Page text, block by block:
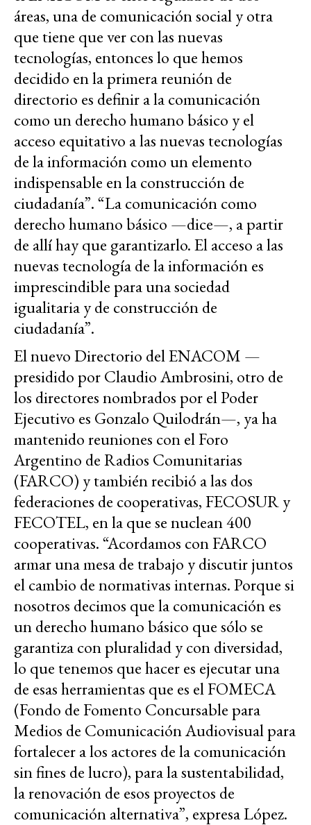
áreas, una de comunicación social y otra
que tiene que ver con las nuevas
tecnologías, entonces lo que hemos
decidido en la primera reunión de
directorio es definir a la comunicación
como un derecho humano básico y el
acceso equitativo a las nuevas tecnologías
de la información como un elemento
indispensable en la construcción de
ciudadanía”. “La comunicación como
derecho humano básico —dice—, a partir
de allí hay que garantizarlo. El acceso a las
nuevas tecnología de la información es
imprescindible para una sociedad
igualitaria y de construcción de
ciudadanía”.
El nuevo Directorio del ENACOM —
presidido por Claudio Ambrosini, otro de
los directores nombrados por el Poder
Ejecutivo es Gonzalo Quilodrán—, ya ha
mantenido reuniones con el Foro
Argentino de Radios Comunitarias
(FARCO) y también recibió a las dos
federaciones de cooperativas, FECOSUR y
FECOTEL, en la que se nuclean 400
cooperativas. “Acordamos con FARCO
armar una mesa de trabajo y discutir juntos
el cambio de normativas internas. Porque si
nosotros decimos que la comunicación es
un derecho humano básico que sólo se
garantiza con pluralidad y con diversidad,
lo que tenemos que hacer es ejecutar una
de esas herramientas que es el FOMECA
(Fondo de Fomento Concursable para
Medios de Comunicación Audiovisual para
fortalecer a los actores de la comunicación
sin fines de lucro), para la sustentabilidad,
la renovación de esos proyectos de
comunicación alternativa”, expresa López.